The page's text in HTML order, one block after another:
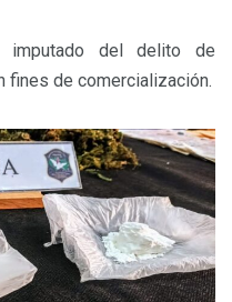
imputado del delito de
fines de comercialización.